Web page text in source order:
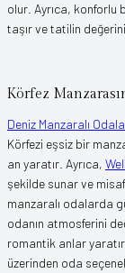
olur. Ayrıca,
taşır ve tatilin
Körfez
Deniz Manzaralı
Körfezi eşsiz bir
an yaratır. Ayrıca,
şekilde sunar ve
manzaralı odalarda
odanın atmosferini
romantik anlar
üzerinden oda